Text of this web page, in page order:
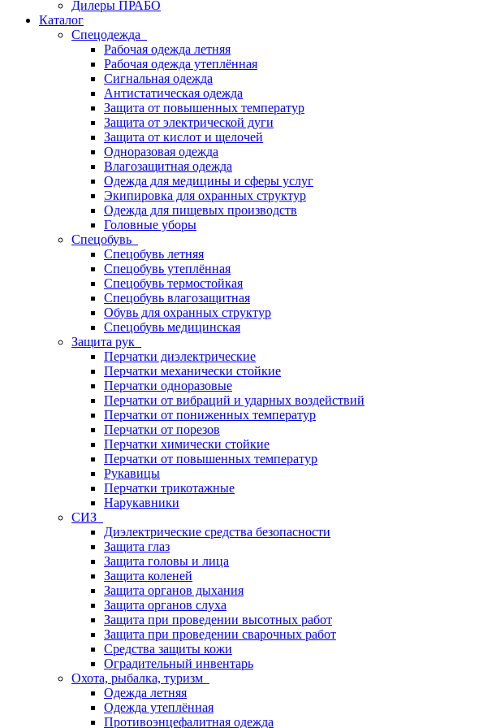
Дилеры ПРАБО
Каталог
Спецодежда
Рабочая одежда летняя
Рабочая одежда утеплённая
Сигнальная одежда
Антистатическая одежда
Защита от повышенных температур
Защита от электрической дуги
Защита от кислот и щелочей
Одноразовая одежда
Влагозащитная одежда
Одежда для медицины и сферы услуг
Экипировка для охранных структур
Одежда для пищевых производств
Головные уборы
Спецобувь
Спецобувь летняя
Спецобувь утеплённая
Спецобувь термостойкая
Спецобувь влагозащитная
Обувь для охранных структур
Спецобувь медицинская
Защита рук
Перчатки диэлектрические
Перчатки механически стойкие
Перчатки одноразовые
Перчатки от вибраций и ударных воздействий
Перчатки от пониженных температур
Перчатки от порезов
Перчатки химически стойкие
Перчатки от повышенных температур
Рукавицы
Перчатки трикотажные
Нарукавники
СИЗ
Диэлектрические средства безопасности
Защита глаз
Защита головы и лица
Защита коленей
Защита органов дыхания
Защита органов слуха
Защита при проведении высотных работ
Защита при проведении сварочных работ
Средства защиты кожи
Оградительный инвентарь
Охота, рыбалка, туризм
Одежда летняя
Одежда утеплённая
Противоэнцефалитная одежда